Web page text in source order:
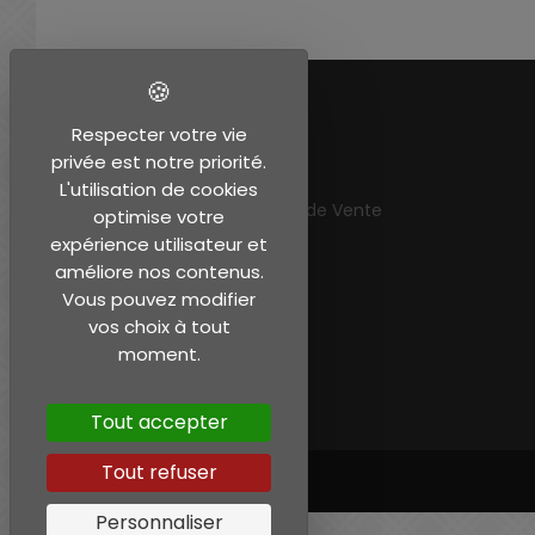
EN SAVOIR PLUS
Mentions légales
Conditions Générales de Vente
Mon compte
Respecter votre vie
privée est notre priorité.
L'utilisation de cookies
optimise votre
expérience utilisateur et
améliore nos contenus.
Vous pouvez modifier
vos choix à tout
moment.
Tout accepter
Tout refuser
Personnaliser